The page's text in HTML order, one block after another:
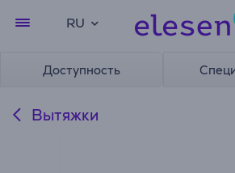
RU
Доступность
Вытяжки